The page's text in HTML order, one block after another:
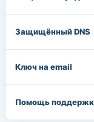
Защищённый DNS
Ключ на email
Помощь